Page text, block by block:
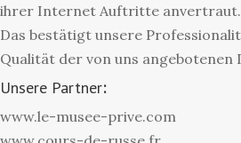
ihrer Internet Auftritte anvertraut.
Das bestätigt unsere
Qualität der von uns angebotenen
Unsere Partner:
www.le-musee-prive.com